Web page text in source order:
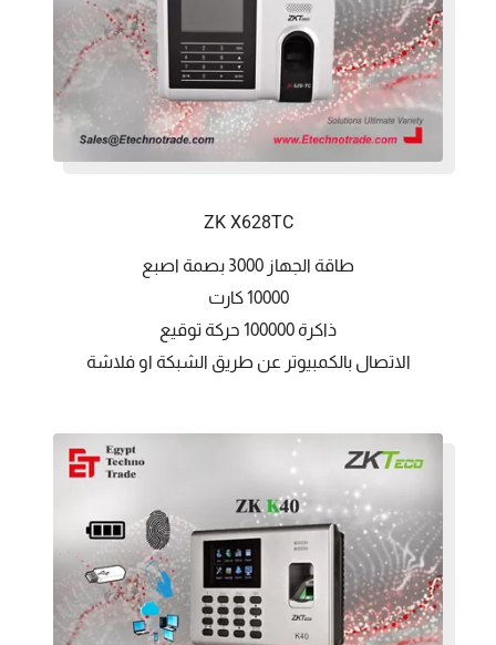
ZK X628TC
طاقة الجهاز 3000 بصمة اصبع
10000 كارت
ذاكرة 100000 حركة توقيع
الاتصال بالكمبيوتر عن طريق الشبكة او فلاشة